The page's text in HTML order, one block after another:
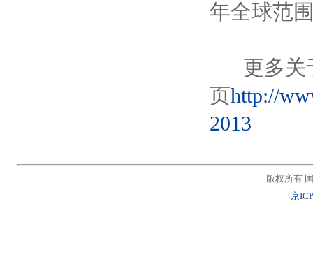
年全球范
更多关
页http://
2013
版权所有
京